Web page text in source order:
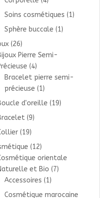
Soins cosmétiques (1)
Sphère buccale (1)
(26)
Pierre Semi-
(4)
Bracelet pierre semi-
précieuse (1)
d'oreille (19)
(9)
(19)
(12)
orientale
et Bio (7)
Accessoires (1)
Cosmétique marocaine